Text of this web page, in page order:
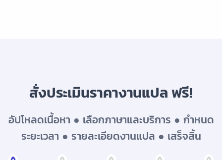
สั่งประเมินราคางานแปล ฟรี!
อัปโหลดเนื้อหา ● เลือกภาษาและบริการ ● กำหนด
ระยะเวลา ● รายละเอียดงานแปล ● เสร็จสิ้น